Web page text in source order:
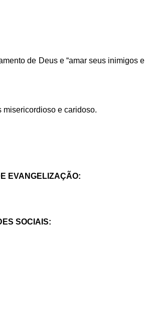
de Deus e “amar seus inimigos e
misericordioso e caridoso.
EVANGELIZAÇÃO:
SOCIAIS: